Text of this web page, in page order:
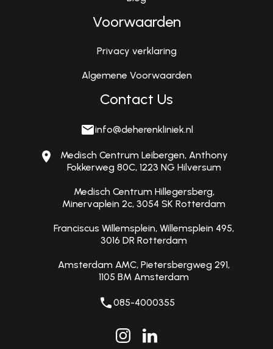
Voorwaarden
Privacy verklaring
Algemene Voorwaarden
Contact Us
info@deherenkliniek.nl
Medisch Centrum Leibergen, Anthony
Fokkerweg 80C, 1223 NG Hilversum
Medisch Centrum Hillegersberg,
Minervaplein 2c, 3054 SK Rotterdam
Franciscus Willemsplein, Willemsplein 495,
3016 DR Rotterdam
Amsterdam AMC, Pietersbergweg 291,
1105 BM Amsterdam
085-4000355